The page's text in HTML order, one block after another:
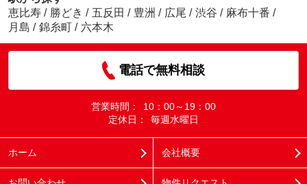
恵比寿 / 勝どき / 五反田 / 豊洲 / 広尾 / 渋谷 / 麻布十番 /
月島 / 錦糸町 / 六本木
電話で無料相談
営業時間：
10：00～19：00
定休日：
毎週水曜日
ホーム 会社概要